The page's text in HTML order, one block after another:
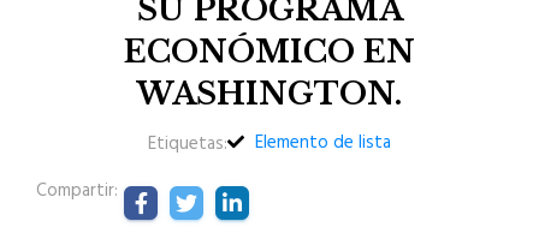
SU PROGRAMA
ECONÓMICO EN
WASHINGTON.
Etiquetas:
Elemento de lista
Compartir: